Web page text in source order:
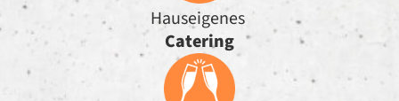
Hauseigenes
Catering